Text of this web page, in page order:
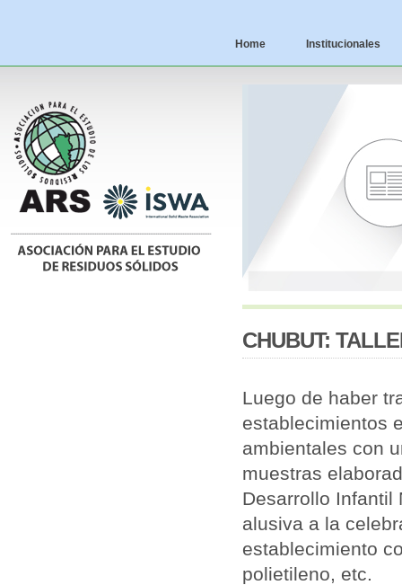
Home Institucionales
CHUBUT:
Luego de haber
establecimientos
ambientales con
muestras
Desarrollo Infantil
alusiva a la
establecimiento
polietileno, etc.